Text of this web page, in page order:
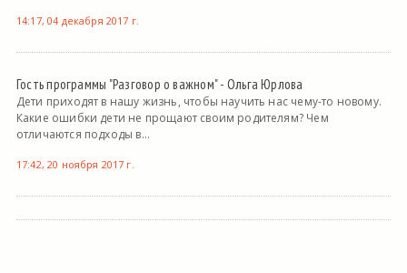
14:17, 04 декабря 2017 г.
Гость программы "Разговор о важном" - Ольга Юрлова
Дети приходят в нашу жизнь, чтобы научить нас чему-то новому.
Какие ошибки дети не прощают своим родителям? Чем
отличаются подходы в...
17:42, 20 ноября 2017 г.